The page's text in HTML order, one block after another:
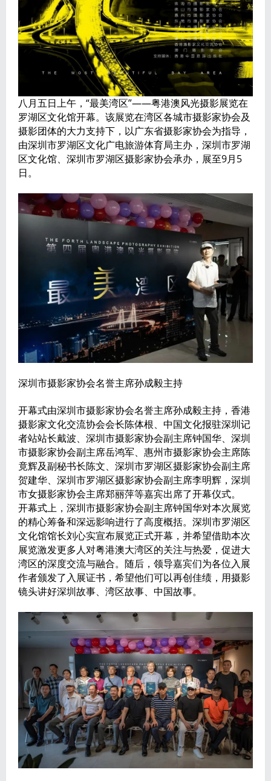
八月五日上午，“最美湾区”——粤港澳风光摄影展览在
罗湖区文化馆开幕。该展览在湾区各城市摄影家协会及
摄影团体的大力支持下，以广东省摄影家协会为指导，
由深圳市罗湖区文化广电旅游体育局主办，深圳市罗湖
区文化馆、深圳市罗湖区摄影家协会承办，展至9月5
日。
深圳市摄影家协会名誉主席孙成毅主持
开幕式由深圳市摄影家协会名誉主席孙成毅主持，香港
摄影家文化交流协会会长陈体根、中国文化报驻深圳记
者站站长戴波、深圳市摄影家协会副主席钟国华、深圳
市摄影家协会副主席岳鸿军、惠州市摄影家协会主席陈
竟辉及副秘书长陈文、深圳市罗湖区摄影家协会副主席
贺建华、深圳市罗湖区摄影家协会副主席李明辉，深圳
市女摄影家协会主席郑丽萍等嘉宾出席了开幕仪式。
开幕式上，深圳市摄影家协会副主席钟国华对本次展览
的精心筹备和深远影响进行了高度概括。深圳市罗湖区
文化馆馆长刘心实宣布展览正式开幕，并希望借助本次
展览激发更多人对粤港澳大湾区的关注与热爱，促进大
湾区的深度交流与融合。随后，领导嘉宾们为各位入展
作者颁发了入展证书，希望他们可以再创佳绩，用摄影
镜头讲好深圳故事、湾区故事、中国故事。